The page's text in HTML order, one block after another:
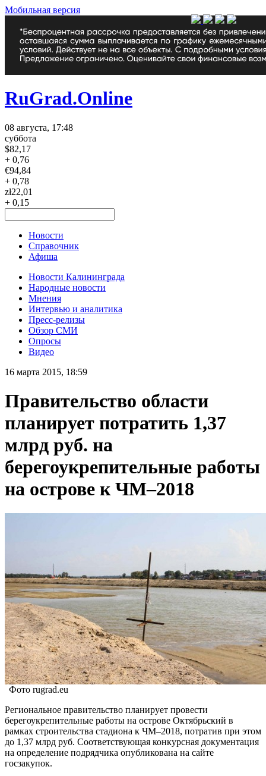
Мобильная версия
RuGrad.Online
08 августа, 17:48
суббота
$82,17
+ 0,76
€94,84
+ 0,78
zł22,01
+ 0,15
Новости
Справочник
Афиша
Новости Калининграда
Народные новости
Мнения
Интервью и аналитика
Пресс-релизы
Обзор СМИ
Опросы
Видео
16 марта 2015, 18:59
Правительство области
планирует потратить 1,37
млрд руб. на
берегоукрепительные работы
на острове к ЧМ–2018
Фото rugrad.eu
Региональное правительство планирует провести
берегоукрепительные работы на острове Октябрьский в
рамках строительства стадиона к ЧМ–2018, потратив при этом
до 1,37 млрд руб. Соответствующая конкурсная документация
на определение подрядчика опубликована на сайте
госзакупок.